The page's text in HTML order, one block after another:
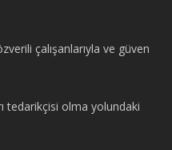
çalışanlarıyla ve güven
tedarikçisi olma yolundaki